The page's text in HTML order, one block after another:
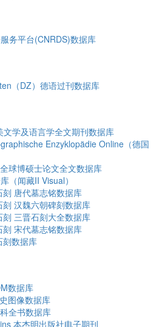
务平台(CNRDS)数据库
（DZ）德语过刊数据库
文学及语言学全文期刊数据库
Enzyklopädie Online（德国
球博硕士论文全文数据库
（闻藏II Visual）
唐代墓志铭数据库
汉魏六朝碑刻数据库
三晋石刻大全数据库
宋代墓志铭数据库
刻数据库
数据库
图像数据库
全书数据库
本杰明出版社电子期刊